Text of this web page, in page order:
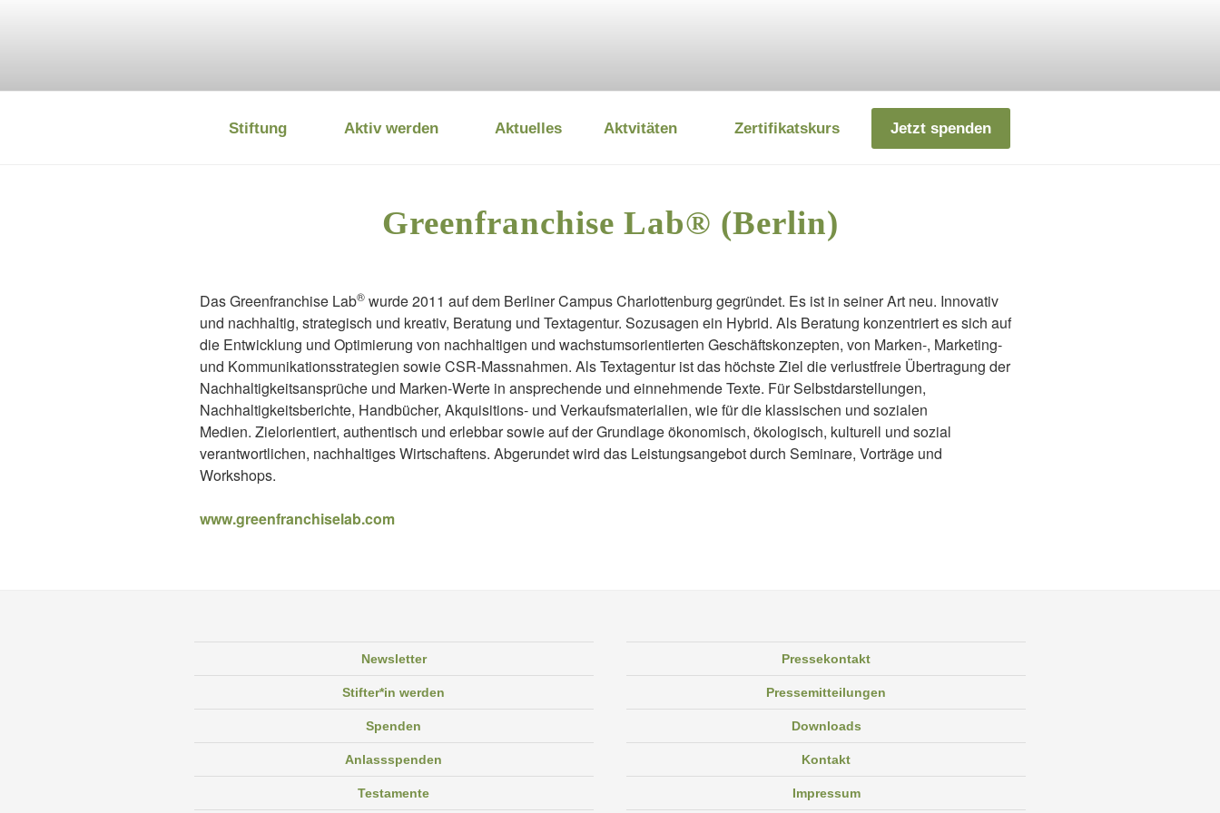
DEUTSCHE UMWELTSTIFTUNG
Stiftung Aktiv werden Aktuelles Aktvitäten Zertifikatskurs Jetzt spenden
Greenfranchise Lab® (Berlin)
Das Greenfranchise Lab® wurde 2011 auf dem Berliner Campus Charlottenburg gegründet. Es ist in seiner Art neu. Innovativ
und nachhaltig, strategisch und kreativ, Beratung und Textagentur. Sozusagen ein Hybrid. Als Beratung konzentriert es sich auf
die Entwicklung und Optimierung von nachhaltigen und wachstumsorientierten Geschäftskonzepten, von Marken-, Marketing-
und Kommunikationsstrategien sowie CSR-Massnahmen. Als Textagentur ist das höchste Ziel die verlustfreie Übertragung der
Nachhaltigkeitsansprüche und Marken-Werte in ansprechende und einnehmende Texte. Für Selbstdarstellungen,
Nachhaltigkeitsberichte, Handbücher, Akquisitions- und Verkaufsmaterialien, wie für die klassischen und sozialen
Medien. Zielorientiert, authentisch und erlebbar sowie auf der Grundlage ökonomisch, ökologisch, kulturell und sozial
verantwortlichen, nachhaltiges Wirtschaftens. Abgerundet wird das Leistungsangebot durch Seminare, Vorträge und
Workshops.
www.greenfranchiselab.com
Newsletter
Stifter*in werden
Spenden
Anlassspenden
Testamente
Pressekontakt
Pressemitteilungen
Downloads
Kontakt
Impressum